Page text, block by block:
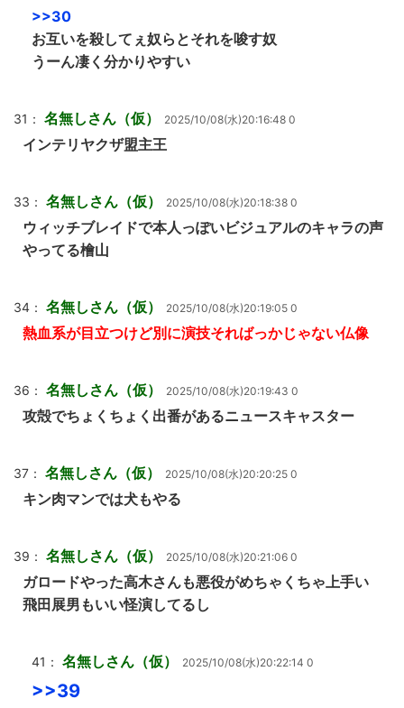
>>30
お互いを殺してぇ奴らとそれを唆す奴
うーん凄く分かりやすい
31： 名無しさん（仮） 2025/10/08(水)20:16:48 0
インテリヤクザ盟主王
33： 名無しさん（仮） 2025/10/08(水)20:18:38 0
ウィッチブレイドで本人っぽいビジュアルのキャラの声
やってる檜山
34： 名無しさん（仮） 2025/10/08(水)20:19:05 0
熱血系が目立つけど別に演技そればっかじゃない仏像
36： 名無しさん（仮） 2025/10/08(水)20:19:43 0
攻殻でちょくちょく出番があるニュースキャスター
37： 名無しさん（仮） 2025/10/08(水)20:20:25 0
キン肉マンでは犬もやる
39： 名無しさん（仮） 2025/10/08(水)20:21:06 0
ガロードやった高木さんも悪役がめちゃくちゃ上手い
飛田展男もいい怪演してるし
41： 名無しさん（仮） 2025/10/08(水)20:22:14 0
>>39